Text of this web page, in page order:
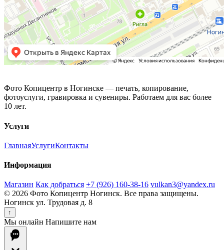
Фото Копицентр в Ногинске — печать, копирование,
фотоуслуги, гравировка и сувениры. Работаем для вас более
10 лет.
Услуги
ГлавнаяУслугиКонтакты
Информация
Магазин Как добраться +7 (926) 160-38-16 vulkan3@yandex.ru
© 2026 Фото Копицентр Ногинск. Все права защищены.
Ногинск ул. Трудовая д. 8
↑
Мы онлайн Напишите нам